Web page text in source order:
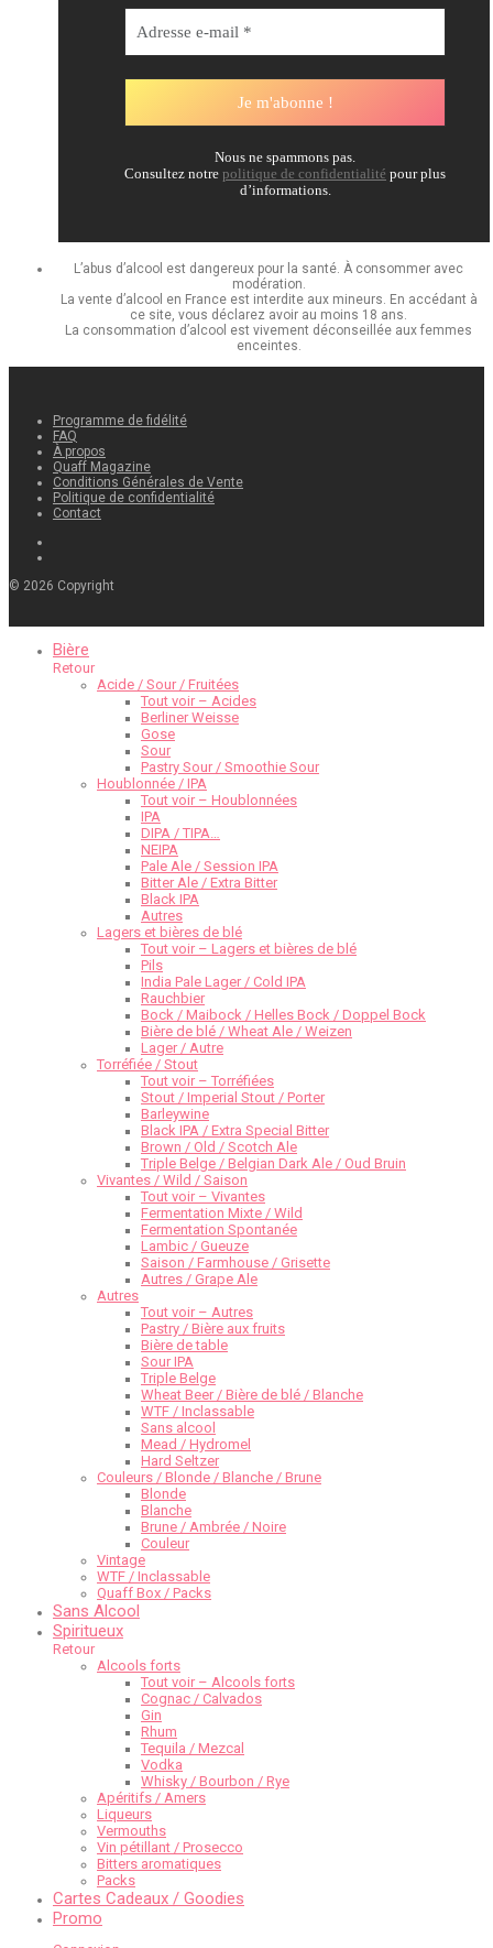
Nous ne spammons pas.
Consultez notre politique de confidentialité pour plus
d’informations.
L’abus d’alcool est dangereux pour la santé. À consommer avec
modération.
La vente d’alcool en France est interdite aux mineurs. En accédant à
ce site, vous déclarez avoir au moins 18 ans.
La consommation d’alcool est vivement déconseillée aux femmes
enceintes.
Programme de fidélité
FAQ
À propos
Quaff Magazine
Conditions Générales de Vente
Politique de confidentialité
Contact
© 2026 Copyright
Bière
Retour
Acide / Sour / Fruitées
Tout voir – Acides
Berliner Weisse
Gose
Sour
Pastry Sour / Smoothie Sour
Houblonnée / IPA
Tout voir – Houblonnées
IPA
DIPA / TIPA…
NEIPA
Pale Ale / Session IPA
Bitter Ale / Extra Bitter
Black IPA
Autres
Lagers et bières de blé
Tout voir – Lagers et bières de blé
Pils
India Pale Lager / Cold IPA
Rauchbier
Bock / Maibock / Helles Bock / Doppel Bock
Bière de blé / Wheat Ale / Weizen
Lager / Autre
Torréfiée / Stout
Tout voir – Torréfiées
Stout / Imperial Stout / Porter
Barleywine
Black IPA / Extra Special Bitter
Brown / Old / Scotch Ale
Triple Belge / Belgian Dark Ale / Oud Bruin
Vivantes / Wild / Saison
Tout voir – Vivantes
Fermentation Mixte / Wild
Fermentation Spontanée
Lambic / Gueuze
Saison / Farmhouse / Grisette
Autres / Grape Ale
Autres
Tout voir – Autres
Pastry / Bière aux fruits
Bière de table
Sour IPA
Triple Belge
Wheat Beer / Bière de blé / Blanche
WTF / Inclassable
Sans alcool
Mead / Hydromel
Hard Seltzer
Couleurs / Blonde / Blanche / Brune
Blonde
Blanche
Brune / Ambrée / Noire
Couleur
Vintage
WTF / Inclassable
Quaff Box / Packs
Sans Alcool
Spiritueux
Retour
Alcools forts
Tout voir – Alcools forts
Cognac / Calvados
Gin
Rhum
Tequila / Mezcal
Vodka
Whisky / Bourbon / Rye
Apéritifs / Amers
Liqueurs
Vermouths
Vin pétillant / Prosecco
Bitters aromatiques
Packs
Cartes Cadeaux / Goodies
Promo